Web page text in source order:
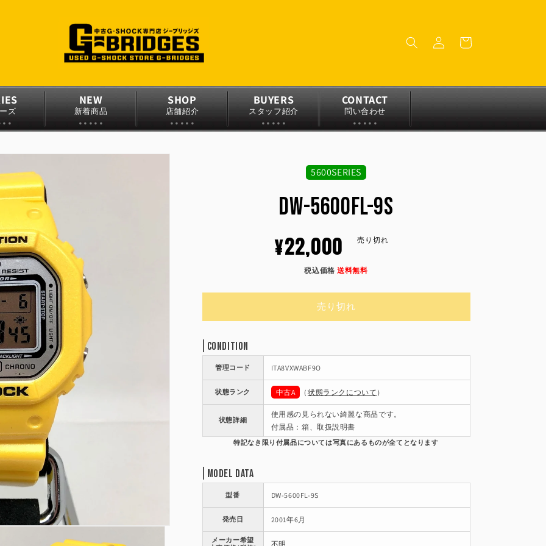
グ
イ
ー
ズ
NEW
新着商品
SHOP
店舗紹介
BUYERS
スタッフ紹介
CONTACT
問い合わせ
5600SERIES
DW-5600FL-9S
通
¥22,000 売り切れ
税込価格 送料無料
売り切れ
Condition
管理コード ITA8VXWABF9O
状態ランク 中古A （ 状態ランクについて ）
状態詳細
使用感の見られない綺麗な商品です。
付属品：箱、取扱説明書
Model Data
型番 DW-5600FL-9S
発売日 2001年6月
メーカー希望
不明